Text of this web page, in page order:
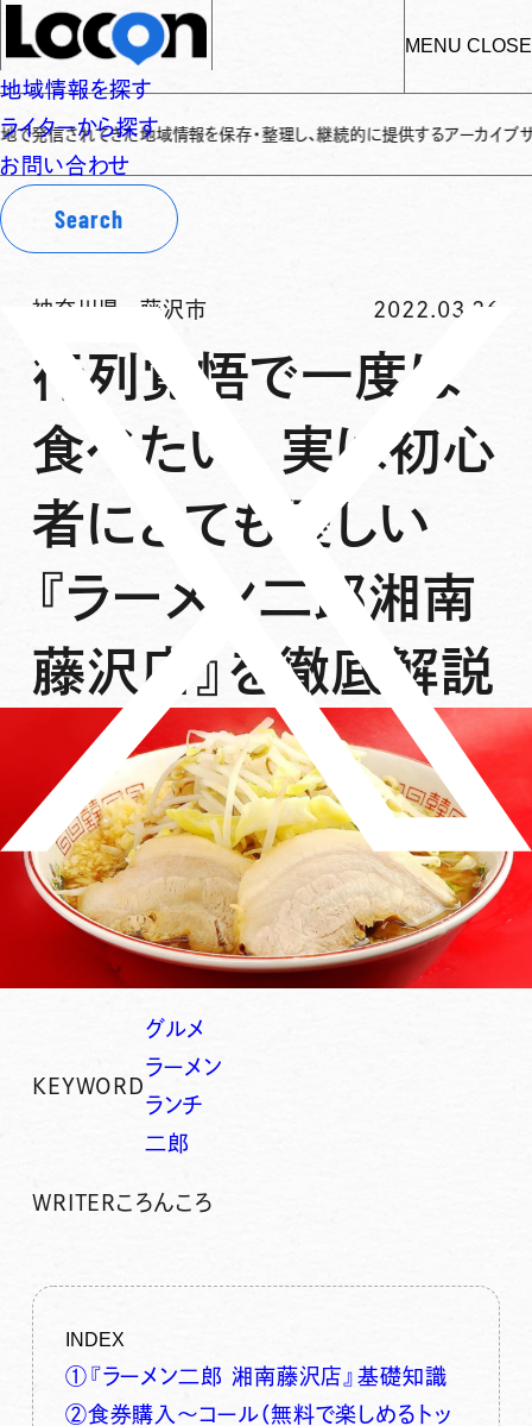
MENU CLOSE
地域情報を探す
ライターから探す
お問い合わせ
Search
域情報を保存・整理し、継続的に提供するアーカイブサイトです✌ 「
神奈川県 藤沢市 2022.03.26
行列覚悟で一度は
食べたい。実は初心
者にとても優しい
『ラーメン二郎湘南
藤沢店』を徹底解説
KEYWORD
グルメ
ラーメン
ランチ
二郎
WRITERころんころ
INDEX
①『ラーメン二郎 湘南藤沢店』基礎知識
②食券購入～コール（無料で楽しめるトッ